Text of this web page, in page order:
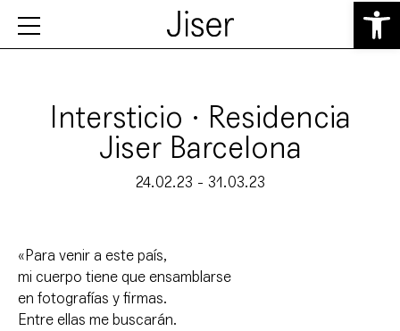
Abrir
Intersticio · Residencia
Jiser Barcelona
24.02.23 - 31.03.23
«Para venir a este país,
mi cuerpo tiene que ensamblarse
en fotografías y firmas.
Entre ellas me buscarán.